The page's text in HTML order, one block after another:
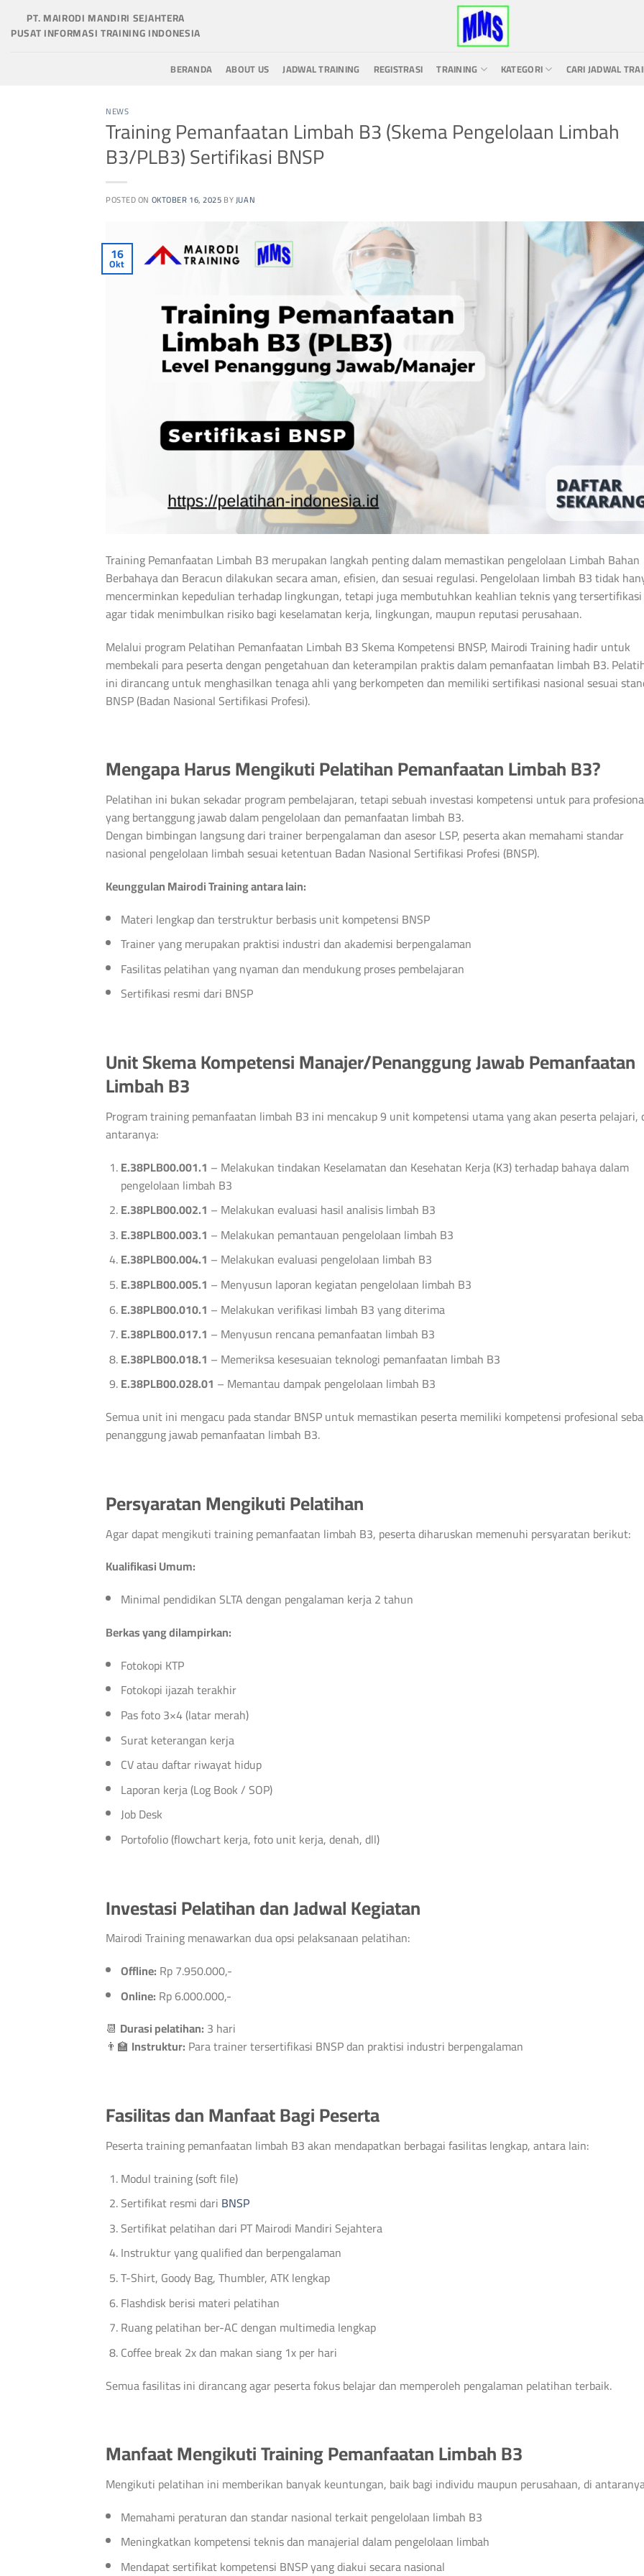
PT. MAIRODI MANDIRI SEJAHTERA
PUSAT INFORMASI TRAINING INDONESIA
BERANDA ABOUT US JADWAL TRAINING REGISTRASI TRAINING KATEGORI CARI JADWAL
NEWS
Training Pemanfaatan Limbah B3 (Skema Pengelolaan Limbah
B3/PLB3) Sertifikasi BNSP
POSTED ON OKTOBER 16, 2025BYJUAN
16
Okt
Training Pemanfaatan Limbah B3 merupakan langkah penting dalam memastikan pengelolaan Limbah Bahan
Berbahaya dan Beracun dilakukan secara aman, efisien, dan sesuai regulasi. Pengelolaan limbah B3 tidak
mencerminkan kepedulian terhadap lingkungan, tetapi juga membutuhkan keahlian teknis yang tersertifikasi
agar tidak menimbulkan risiko bagi keselamatan kerja, lingkungan, maupun reputasi perusahaan.
Melalui program Pelatihan Pemanfaatan Limbah B3 Skema Kompetensi BNSP, Mairodi Training hadir untuk
membekali para peserta dengan pengetahuan dan keterampilan praktis dalam pemanfaatan limbah B3.
ini dirancang untuk menghasilkan tenaga ahli yang berkompeten dan memiliki sertifikasi nasional sesuai
BNSP (Badan Nasional Sertifikasi Profesi).
Mengapa Harus Mengikuti Pelatihan Pemanfaatan Limbah B3?
Pelatihan ini bukan sekadar program pembelajaran, tetapi sebuah investasi kompetensi untuk para
yang bertanggung jawab dalam pengelolaan dan pemanfaatan limbah B3.
Dengan bimbingan langsung dari trainer berpengalaman dan asesor LSP, peserta akan memahami standar
nasional pengelolaan limbah sesuai ketentuan Badan Nasional Sertifikasi Profesi (BNSP).
Keunggulan Mairodi Training antara lain:
Materi lengkap dan terstruktur berbasis unit kompetensi BNSP
Trainer yang merupakan praktisi industri dan akademisi berpengalaman
Fasilitas pelatihan yang nyaman dan mendukung proses pembelajaran
Sertifikasi resmi dari BNSP
Unit Skema Kompetensi Manajer/Penanggung Jawab Pemanfaatan
Limbah B3
Program training pemanfaatan limbah B3 ini mencakup 9 unit kompetensi utama yang akan peserta pelajari,
antaranya:
E.38PLB00.001.1 – Melakukan tindakan Keselamatan dan Kesehatan Kerja (K3) terhadap bahaya dalam
pengelolaan limbah B3
E.38PLB00.002.1 – Melakukan evaluasi hasil analisis limbah B3
E.38PLB00.003.1 – Melakukan pemantauan pengelolaan limbah B3
E.38PLB00.004.1 – Melakukan evaluasi pengelolaan limbah B3
E.38PLB00.005.1 – Menyusun laporan kegiatan pengelolaan limbah B3
E.38PLB00.010.1 – Melakukan verifikasi limbah B3 yang diterima
E.38PLB00.017.1 – Menyusun rencana pemanfaatan limbah B3
E.38PLB00.018.1 – Memeriksa kesesuaian teknologi pemanfaatan limbah B3
E.38PLB00.028.01 – Memantau dampak pengelolaan limbah B3
Semua unit ini mengacu pada standar BNSP untuk memastikan peserta memiliki kompetensi profesional
penanggung jawab pemanfaatan limbah B3.
Persyaratan Mengikuti Pelatihan
Agar dapat mengikuti training pemanfaatan limbah B3, peserta diharuskan memenuhi persyaratan berikut:
Kualifikasi Umum:
Minimal pendidikan SLTA dengan pengalaman kerja 2 tahun
Berkas yang dilampirkan:
Fotokopi KTP
Fotokopi ijazah terakhir
Pas foto 3×4 (latar merah)
Surat keterangan kerja
CV atau daftar riwayat hidup
Laporan kerja (Log Book / SOP)
Job Desk
Portofolio (flowchart kerja, foto unit kerja, denah, dll)
Investasi Pelatihan dan Jadwal Kegiatan
Mairodi Training menawarkan dua opsi pelaksanaan pelatihan:
Offline: Rp 7.950.000,-
Online: Rp 6.000.000,-
📆 Durasi pelatihan: 3 hari
👨‍🏫 Instruktur: Para trainer tersertifikasi BNSP dan praktisi industri berpengalaman
Fasilitas dan Manfaat Bagi Peserta
Peserta training pemanfaatan limbah B3 akan mendapatkan berbagai fasilitas lengkap, antara lain:
Modul training (soft file)
Sertifikat resmi dari BNSP
Sertifikat pelatihan dari PT Mairodi Mandiri Sejahtera
Instruktur yang qualified dan berpengalaman
T-Shirt, Goody Bag, Thumbler, ATK lengkap
Flashdisk berisi materi pelatihan
Ruang pelatihan ber-AC dengan multimedia lengkap
Coffee break 2x dan makan siang 1x per hari
Semua fasilitas ini dirancang agar peserta fokus belajar dan memperoleh pengalaman pelatihan terbaik.
Manfaat Mengikuti Training Pemanfaatan Limbah B3
Mengikuti pelatihan ini memberikan banyak keuntungan, baik bagi individu maupun perusahaan, di
Memahami peraturan dan standar nasional terkait pengelolaan limbah B3
Meningkatkan kompetensi teknis dan manajerial dalam pengelolaan limbah
Mendapat sertifikat kompetensi BNSP yang diakui secara nasional